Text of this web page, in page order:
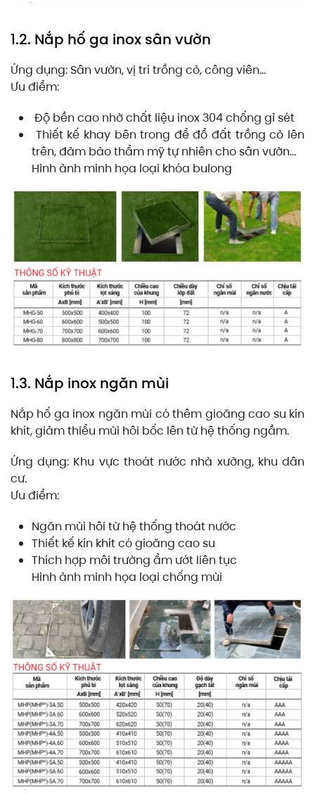
1.2. Nắp hố ga inox sân vườn
Ứng dụng: Sân vườn, vị trí trồng cỏ, công viên…
Ưu điểm:
Độ bền cao nhờ chất liệu inox 304 chống gỉ sét
Thiết kế khay bên trong để đổ đất trồng cỏ lên
trên, đảm bảo thẩm mỹ tự nhiên cho sân vườn…
Hình ảnh minh họa loại khóa bulong
1.3. Nắp inox ngăn mùi
Nắp hố ga inox ngăn mùi có thêm gioăng cao su kín
khít, giảm thiểu mùi hôi bốc lên từ hệ thống ngầm.
Ứng dụng: Khu vực thoát nước nhà xưởng, khu dân
cư.
Ưu điểm:
Ngăn mùi hôi từ hệ thống thoát nước
Thiết kế kín khít có gioăng cao su
Thích hợp môi trường ẩm ướt liên tục
Hình ảnh minh họa loại chống mùi